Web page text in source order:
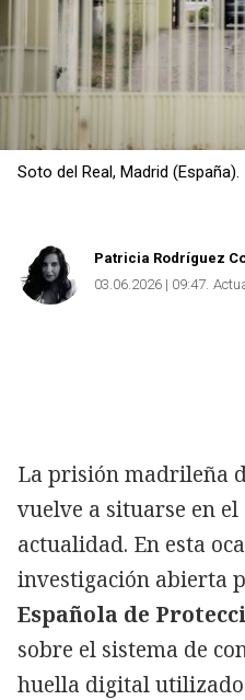
Soto del Real, Madrid (España).
Patricia Rodríguez
03.06.2026 | 09:47
La prisión madrileña
vuelve a situarse en
actualidad. En esta
investigación abierta
Española de
sobre el sistema de
huella digital